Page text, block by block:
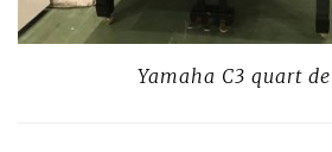
Yamaha C3 quart